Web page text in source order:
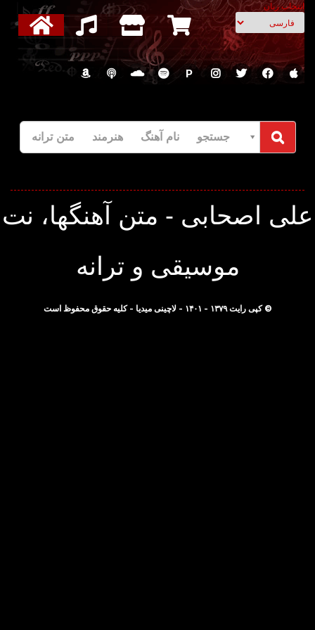
انتخاب زبان
P
جستجو نام آهنگ هنرمند متن ترانه
اصحابی - متن آهنگها، نت
موسیقی و ترانه
© کپی رایت ۱۳۷۹ - ۱۴۰۱ - لاچینی میدیا - کلیه حقوق محفوظ است